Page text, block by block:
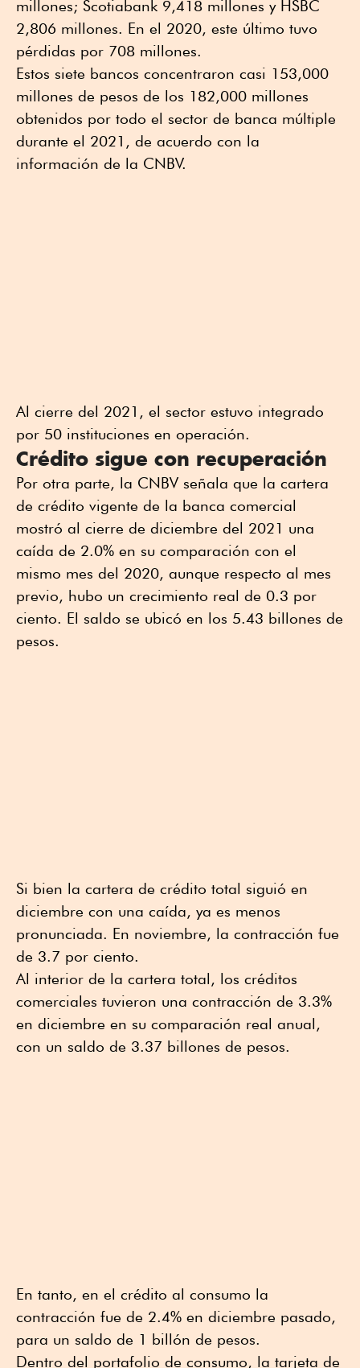
millones; Scotiabank 9,418 millones y HSBC
2,806 millones. En el 2020, este último tuvo
pérdidas por 708 millones.
Estos siete bancos concentraron casi 153,000
millones de pesos de los 182,000 millones
obtenidos por todo el sector de banca múltiple
durante el 2021, de acuerdo con la
información de la CNBV.
Al cierre del 2021, el sector estuvo integrado
por 50 instituciones en operación.
Crédito sigue con recuperación
Por otra parte, la CNBV señala que la cartera
de crédito vigente de la banca comercial
mostró al cierre de diciembre del 2021 una
caída de 2.0% en su comparación con el
mismo mes del 2020, aunque respecto al mes
previo, hubo un crecimiento real de 0.3 por
ciento. El saldo se ubicó en los 5.43 billones de
pesos.
Si bien la cartera de crédito total siguió en
diciembre con una caída, ya es menos
pronunciada. En noviembre, la contracción fue
de 3.7 por ciento.
Al interior de la cartera total, los créditos
comerciales tuvieron una contracción de 3.3%
en diciembre en su comparación real anual,
con un saldo de 3.37 billones de pesos.
En tanto, en el crédito al consumo la
contracción fue de 2.4% en diciembre pasado,
para un saldo de 1 billón de pesos.
Dentro del portafolio de consumo, la tarjeta de